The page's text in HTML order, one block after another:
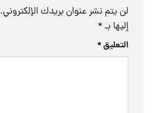
لن يتم نشر عنوان بريدك الإلكتروني.
إليها بـ *
التعليق*